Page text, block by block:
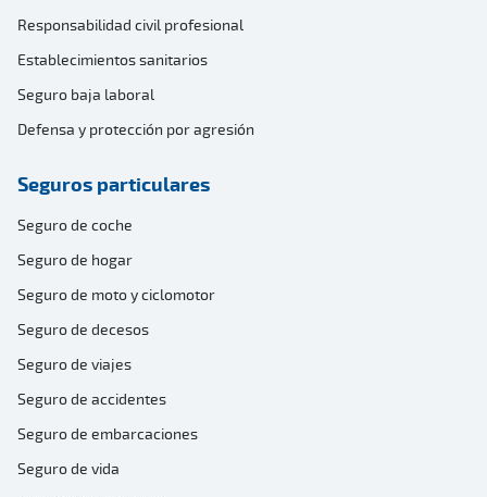
Responsabilidad civil profesional
Establecimientos sanitarios
Seguro baja laboral
Defensa y protección por agresión
Seguros particulares
Seguro de coche
Seguro de hogar
Seguro de moto y ciclomotor
Seguro de decesos
Seguro de viajes
Seguro de accidentes
Seguro de embarcaciones
Seguro de vida